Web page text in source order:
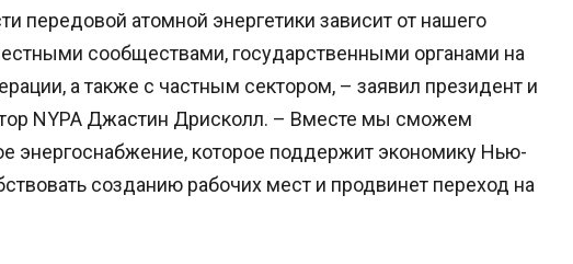
передовой атомной энергетики зависит от нашего
сообществами, государственными органами на
а также с частным сектором, – заявил президент и
NYPA Джастин Дрисколл. – Вместе мы сможем
энергоснабжение, которое поддержит экономику Нью-
созданию рабочих мест и продвинет переход на